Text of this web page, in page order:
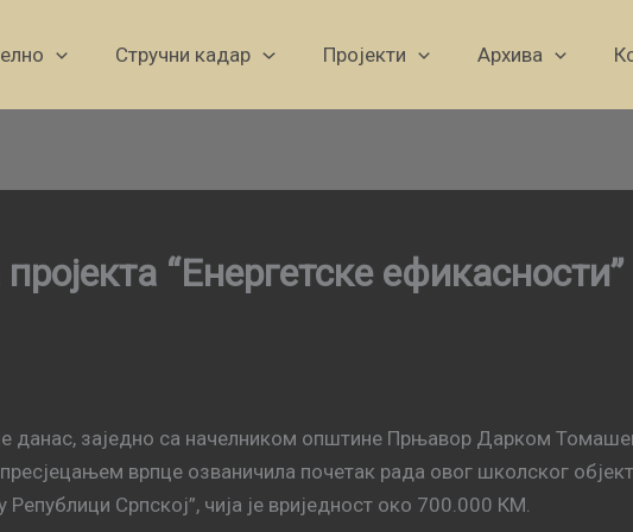
Стручни кадар Пројекти Архива
“Енергетске ефикасности”
данас, заједно са начелником општине Прњавор Дарком
врпце озваничила почетак рада овог школског
Републици Српској”, чија је вриједност око 700.000 КМ.